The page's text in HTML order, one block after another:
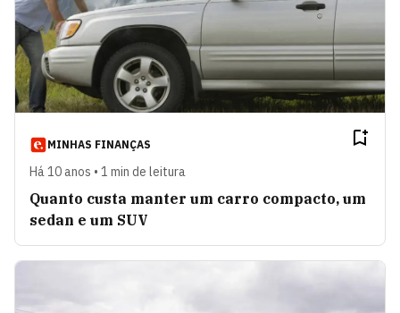
MINHAS FINANÇAS
Há 10 anos • 1 min de leitura
Quanto custa manter um carro compacto, um
sedan e um SUV